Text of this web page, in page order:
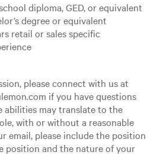
diploma, GED, or equivalent
degree or equivalent
retail or sales specific
please connect with us at
if you have questions
abilities may translate to the
with or without a reasonable
email, please include the position
position and the nature of your